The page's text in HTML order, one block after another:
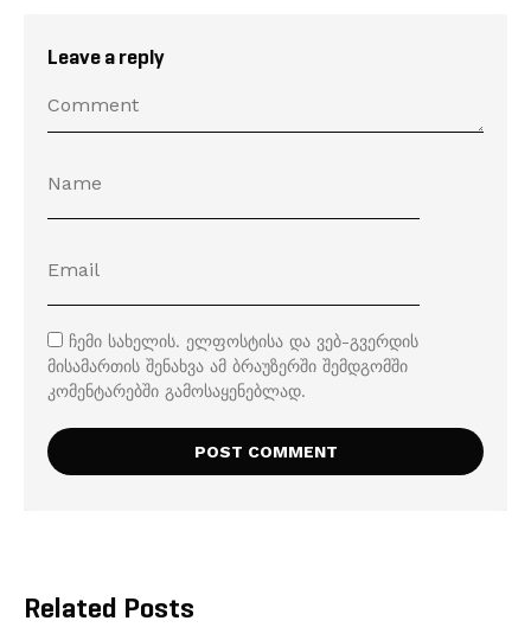
Leave a reply
ჩემი სახელის. ელფოსტისა და ვებ-გვერდის
მისამართის შენახვა ამ ბრაუზერში შემდგომში
კომენტარებში გამოსაყენებლად.
Related Posts